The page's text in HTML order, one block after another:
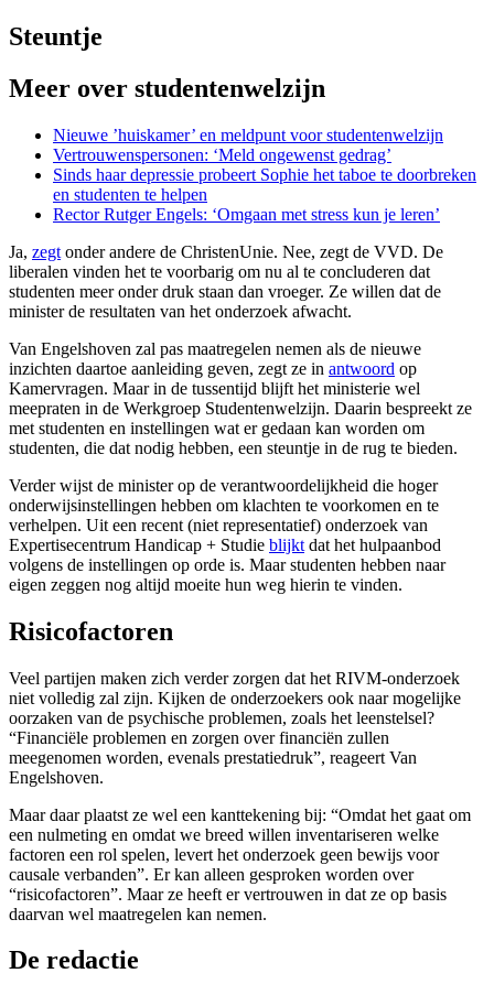
Steuntje
Meer over studentenwelzijn
Nieuwe ’huiskamer’ en meldpunt voor studentenwelzijn
Vertrouwenspersonen: ‘Meld ongewenst gedrag’
Sinds haar depressie probeert Sophie het taboe te doorbreken
en studenten te helpen
Rector Rutger Engels: ‘Omgaan met stress kun je leren’
Ja, zegt onder andere de ChristenUnie. Nee, zegt de VVD. De
liberalen vinden het te voorbarig om nu al te concluderen dat
studenten meer onder druk staan dan vroeger. Ze willen dat de
minister de resultaten van het onderzoek afwacht.
Van Engelshoven zal pas maatregelen nemen als de nieuwe
inzichten daartoe aanleiding geven, zegt ze in antwoord op
Kamervragen. Maar in de tussentijd blijft het ministerie wel
meepraten in de Werkgroep Studentenwelzijn. Daarin bespreekt ze
met studenten en instellingen wat er gedaan kan worden om
studenten, die dat nodig hebben, een steuntje in de rug te bieden.
Verder wijst de minister op de verantwoordelijkheid die hoger
onderwijsinstellingen hebben om klachten te voorkomen en te
verhelpen. Uit een recent (niet representatief) onderzoek van
Expertisecentrum Handicap + Studie blijkt dat het hulpaanbod
volgens de instellingen op orde is. Maar studenten hebben naar
eigen zeggen nog altijd moeite hun weg hierin te vinden.
Risicofactoren
Veel partijen maken zich verder zorgen dat het RIVM-onderzoek
niet volledig zal zijn. Kijken de onderzoekers ook naar mogelijke
oorzaken van de psychische problemen, zoals het leenstelsel?
“Financiële problemen en zorgen over financiën zullen
meegenomen worden, evenals prestatiedruk”, reageert Van
Engelshoven.
Maar daar plaatst ze wel een kanttekening bij: “Omdat het gaat om
een nulmeting en omdat we breed willen inventariseren welke
factoren een rol spelen, levert het onderzoek geen bewijs voor
causale verbanden”. Er kan alleen gesproken worden over
“risicofactoren”. Maar ze heeft er vertrouwen in dat ze op basis
daarvan wel maatregelen kan nemen.
De redactie